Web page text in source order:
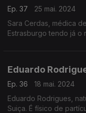
Ep. 37
25 mai. 2024
Sara Cerdas, médica
Estrasburgo tendo já o
Eduardo
Ep. 36
18 mai. 2024
Eduardo Rodrigues,
Suiça. É físico de